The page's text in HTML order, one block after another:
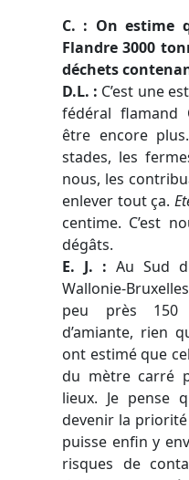
C. : On estime
Flandre 3000
déchets
D.L. : C’est une
fédéral flamand
être encore
stades, les
nous, les
enlever tout ça.
centime. C’est
dégâts.
E. J. : Au Sud
Wallonie-
peu près 150
d’amiante, rien
ont estimé que
du mètre carré
lieux. Je pense
devenir la priorité
puisse enfin y
risques de